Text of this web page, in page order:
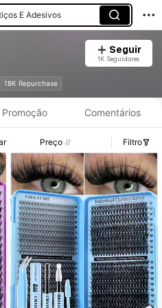
E Adesivos
Seguir
1K Seguidores
18K Repurchase
Preço, Vendas e Detalhes de Stock.
Promoção Comentários
Preço Filtro